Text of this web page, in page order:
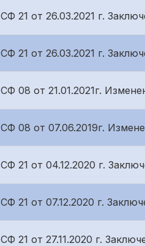
СФ 21 от 26.03.2021 г.
СФ 21 от 26.03.2021 г.
СФ 08 от 21.01.2021г.
СФ 08 от 07.06.2019г.
СФ 21 от 04.12.2020 г.
СФ 21 от 07.12.2020 г.
СФ 21 от 27.11.2020 г.